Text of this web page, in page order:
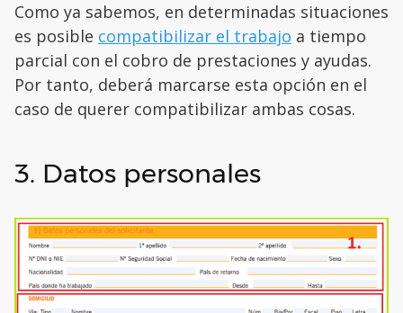
Como ya sabemos, en determinadas situaciones
es posible compatibilizar el trabajo a tiempo
parcial con el cobro de prestaciones y ayudas.
Por tanto, deberá marcarse esta opción en el
caso de querer compatibilizar ambas cosas.
3. Datos personales